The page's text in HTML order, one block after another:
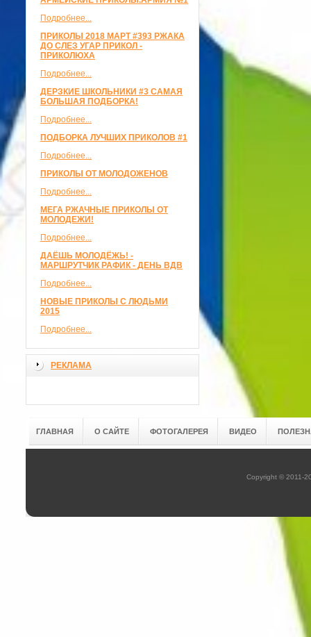
Подробнее...
ПРИКОЛЫ 2018 МАРТ #393 РЖАКА
ДО СЛЕЗ УГАР ПРИКОЛ -
ПРИКОЛЮХА
Подробнее...
ДЕРЗКИЕ ШКОЛЬНИКИ #3 САМАЯ
БОЛЬШАЯ ПОДБОРКА!
Подробнее...
ПОДБОРКА ЛУЧШИХ ПРИКОЛОВ #1
Подробнее...
ПРИКОЛЫ ОТ МОЛОДОЖЕНОВ
Подробнее...
МЕГА РЖАЧНЫЕ ПРИКОЛЫ ОТ
МОЛОДЕЖИ!
Подробнее...
ДАЁШЬ МОЛОДЁЖЬ! -
МАРШРУТЧИК РАФИК - ДЕНЬ ВДВ
Подробнее...
НОВЫЕ ПРИКОЛЫ С ЛЮДЬМИ
2015
Подробнее...
РЕКЛАМА
ГЛАВНАЯ О САЙТЕ ФОТОГАЛЕРЕЯ ВИДЕО
Copyright © 2011-